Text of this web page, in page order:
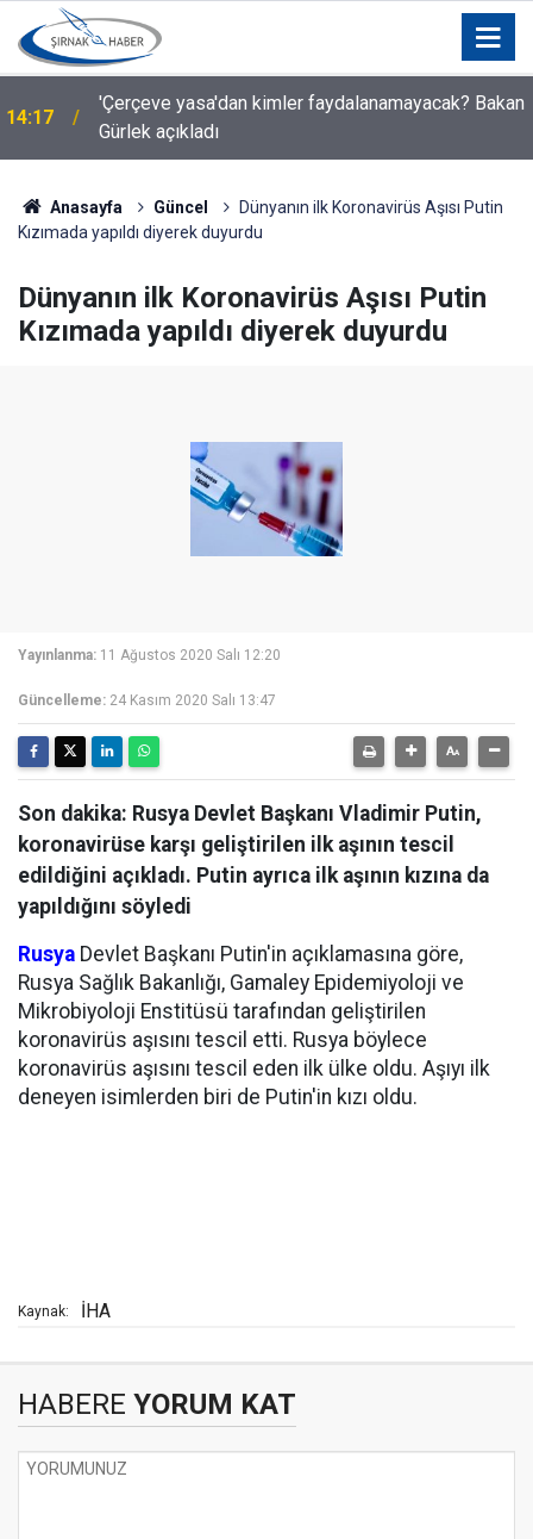
14:17
'Çerçeve yasa'dan kimler faydalanamayacak? Bakan
Gürlek açıkladı
Anasayfa Güncel
Dünyanın ilk Koronavirüs Aşısı Putin
Kızımada yapıldı diyerek duyurdu
Dünyanın ilk Koronavirüs Aşısı Putin
Kızımada yapıldı diyerek duyurdu
Yayınlanma: 11 Ağustos 2020 Salı 12:20
Güncelleme: 24 Kasım 2020 Salı 13:47
Son dakika: Rusya Devlet Başkanı Vladimir Putin,
koronavirüse karşı geliştirilen ilk aşının tescil
edildiğini açıkladı. Putin ayrıca ilk aşının kızına da
yapıldığını söyledi
Rusya Devlet Başkanı Putin'in açıklamasına göre,
Rusya Sağlık Bakanlığı, Gamaley Epidemiyoloji ve
Mikrobiyoloji Enstitüsü tarafından geliştirilen
koronavirüs aşısını tescil etti. Rusya böylece
koronavirüs aşısını tescil eden ilk ülke oldu. Aşıyı ilk
deneyen isimlerden biri de Putin'in kızı oldu.
Kaynak: İHA
HABERE YORUM KAT